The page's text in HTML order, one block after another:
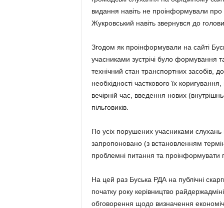
видання навіть не проінформували
Жукровський навіть звернувся до
Згодом як проінформували на сайті
учасниками зустрічі було формування
технічний стан транспортних засобів,
необхідності часткового їх
вечірній час, введення нових
пільговиків.
По усіх порушених учасниками слухань
запропоновано (з встановленням
проблемні питання та проінформувати
На цей раз Буська РДА на публічні
початку року керівництво
обговорення щодо визначення